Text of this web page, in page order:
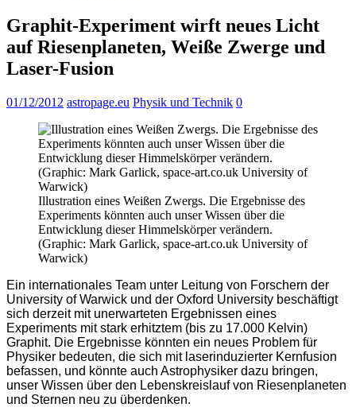
Graphit-Experiment wirft neues Licht
auf Riesenplaneten, Weiße Zwerge und
Laser-Fusion
01/12/2012 astropage.eu Physik und Technik 0
Illustration eines Weißen Zwergs. Die Ergebnisse des
Experiments könnten auch unser Wissen über die
Entwicklung dieser Himmelskörper verändern.
(Graphic: Mark Garlick, space-art.co.uk University of
Warwick)
Ein internationales Team unter Leitung von Forschern der
University of Warwick und der Oxford University beschäftigt
sich derzeit mit unerwarteten Ergebnissen eines
Experiments mit stark erhitztem (bis zu 17.000 Kelvin)
Graphit. Die Ergebnisse könnten ein neues Problem für
Physiker bedeuten, die sich mit laserinduzierter Kernfusion
befassen, und könnte auch Astrophysiker dazu bringen,
unser Wissen über den Lebenskreislauf von Riesenplaneten
und Sternen neu zu überdenken.